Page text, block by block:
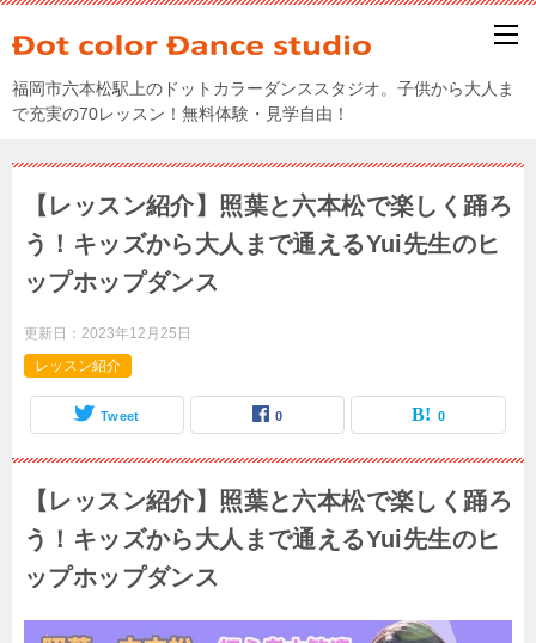
福岡市六本松駅上のドットカラーダンススタジオ。子供から大人ま
で充実の70レッスン！無料体験・見学自由！
【レッスン紹介】照葉と六本松で楽しく踊ろ
う！キッズから大人まで通えるYui先生のヒ
ップホップダンス
更新日： 2023年12月25日
レッスン紹介
Tweet 0 0
【レッスン紹介】照葉と六本松で楽しく踊ろ
う！キッズから大人まで通えるYui先生のヒ
ップホップダンス